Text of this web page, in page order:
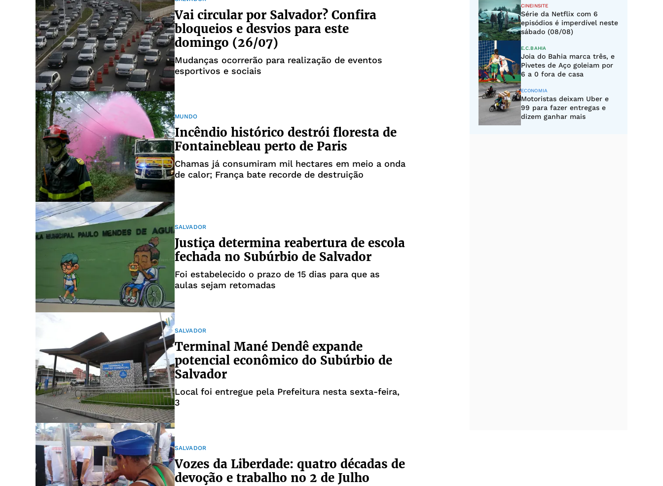
Vai circular por Salvador? Confira
bloqueios e desvios para este
domingo (26/07)
Mudanças ocorrerão para realização de eventos
esportivos e sociais
MUNDO
Incêndio histórico destrói floresta de
Fontainebleau perto de Paris
Chamas já consumiram mil hectares em meio a onda
de calor; França bate recorde de destruição
SALVADOR
Justiça determina reabertura de escola
fechada no Subúrbio de Salvador
Foi estabelecido o prazo de 15 dias para que as
aulas sejam retomadas
SALVADOR
Terminal Mané Dendê expande
potencial econômico do Subúrbio de
Salvador
Local foi entregue pela Prefeitura nesta sexta-feira,
3
SALVADOR
Vozes da Liberdade: quatro décadas de
devoção e trabalho no 2 de Julho
CINEINSITE
Série da Netflix com 6
episódios é imperdível neste
sábado (08/08)
E.C.BAHIA
Joia do Bahia marca três, e
Pivetes de Aço goleiam por
6 a 0 fora de casa
ECONOMIA
Motoristas deixam Uber e
99 para fazer entregas e
dizem ganhar mais